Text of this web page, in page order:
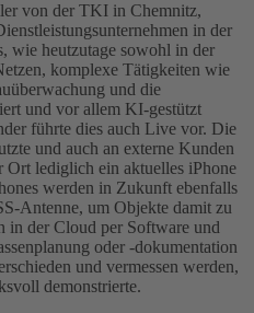
von der TKI in Chemnitz,
in der
wie heutzutage sowohl in der
komplexe Tätigkeiten wie
und die
und vor allem KI-gestützt
führte dies auch Live vor. Die
und auch an externe Kunden
lediglich ein aktuelles iPhone
werden in Zukunft ebenfalls
Antenne, um Objekte damit zu
in der Cloud per Software und
oder -dokumentation
und vermessen werden,
demonstrierte.